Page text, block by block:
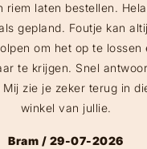
riem laten bestellen.
gepland. Foutje kan
om het op te lossen
te krijgen. Snel
Mij zie je zeker terug in
winkel van jullie.
Bram / 29-07-2026